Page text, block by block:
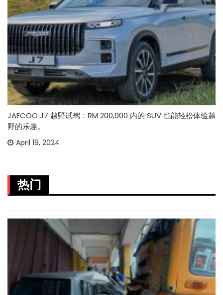
JAECOO J7 越野试驾：RM 200,000 内的 SUV 也能轻松体验越
野的乐趣。
April 19, 2024
热门